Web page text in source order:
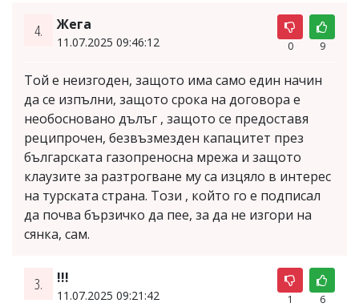
4. Жега
11.07.2025 09:46:12 0 9
Той е неизгоден, защото има само един начин
да се изпълни, защото срока на договора е
необосновано дълъг , защото се предоставя
реципрочен, безвъзмезден капацитет през
българската газопреносна мрежа и защото
клаузите за разтрогване му са изцяло в интерес
на турската страна. Този , който го е подписал
да почва бързичко да пее, за да не изгори на
сянка, сам.
3. !!!
11.07.2025 09:21:42 1 6